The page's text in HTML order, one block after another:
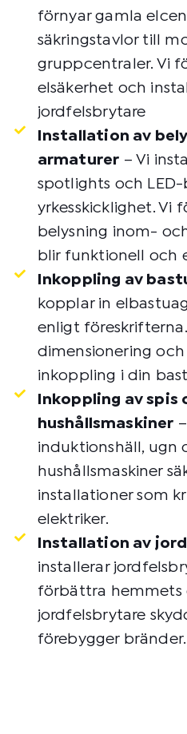
förnyar gamla
säkringstavlor till
gruppcentraler. Vi
elsäkerhet och
jordfelsbrytare
Installation av
armaturer – Vi
spotlights och
yrkesskicklighet. Vi
belysning inom-
blir funktionell och
Inkoppling av
kopplar in
enligt
dimensionering
inkoppling i din
Inkoppling av spis
hushållsmaskiner
induktionshäll, ugn
hushållsmaskiner
installationer som
elektriker.
Installation av
installerar
förbättra hemmets
jordfelsbrytare
förebygger bränder.